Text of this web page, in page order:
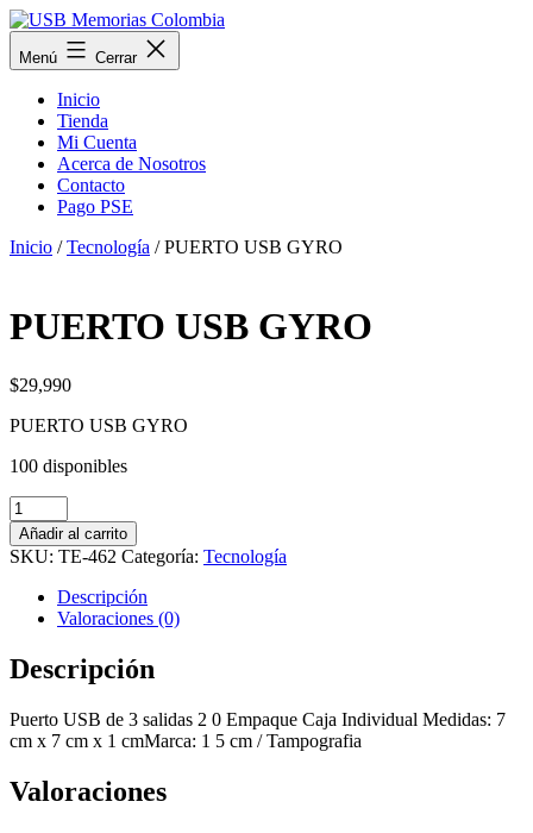
Saltar
al
contenido
USB
Memorias
Menú Cerrar
Inicio
Tienda
Mi Cuenta
Acerca de Nosotros
Contacto
Pago PSE
Inicio /Tecnología / PUERTO USB GYRO
PUERTO USB GYRO
$29,990
PUERTO USB GYRO
100 disponibles
PUERTO
USB
GYRO
cantidad
Añadir al carrito
SKU: TE-462 Categoría: Tecnología
Descripción
Valoraciones (0)
Descripción
Puerto USB de 3 salidas 2 0 Empaque Caja Individual Medidas: 7
cm x 7 cm x 1 cmMarca: 1 5 cm / Tampografia
Valoraciones